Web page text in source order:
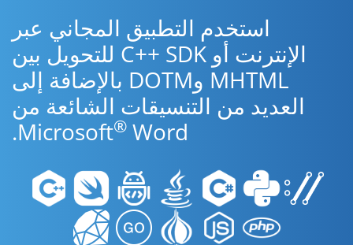
استخدم التطبيق المجاني عبر
الإنترنت أو C++ SDK للتحويل بين
MHTML وDOTM بالإضافة إلى
العديد من التنسيقات الشائعة من
Microsoft® Word.